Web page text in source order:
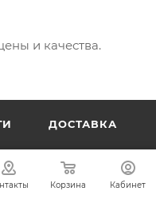
и качества.
ДОСТАВКА
КОНТАКТЫ
Корзина Кабинет